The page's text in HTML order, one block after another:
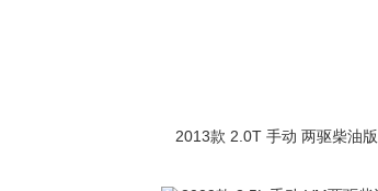
2013款 2.0T 手动 两驱柴油版